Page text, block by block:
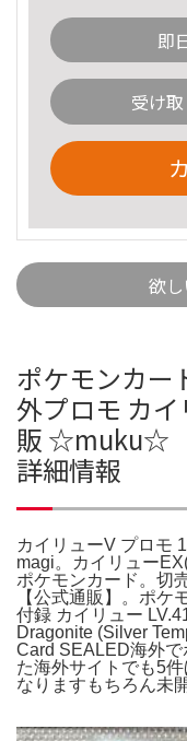
即
受け
欲
ポケモンカー
外プロモ カ
販 ☆muku☆
詳細情報
カイリューV プロモ
magi。カイリュー
ポケモンカード。切
【公式通販】。ポケ
付録 カイリュー
Dragonite (Silver
Card SEALED海外
た海外サイトでも5
なりますもちろん未